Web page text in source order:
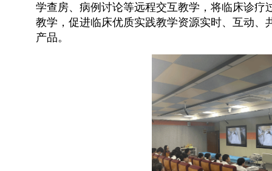
学查房、病例讨论等远程交互教学，将临床诊
教学，促进临床优质实践教学资源实时、互动
产品。